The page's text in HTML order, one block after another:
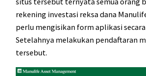
rekening investasi reksa dana
perlu mengisikan form aplikasi
Setelahnya melakukan pendaftaran
tersebut.